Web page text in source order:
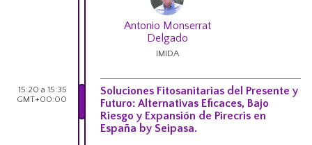
Antonio Monserrat
Delgado
IMIDA
15:20 a 15:35
GMT+00:00
Soluciones Fitosanitarias del Presente y
Futuro: Alternativas Eficaces, Bajo
Riesgo y Expansión de Pirecris en
España by Seipasa.